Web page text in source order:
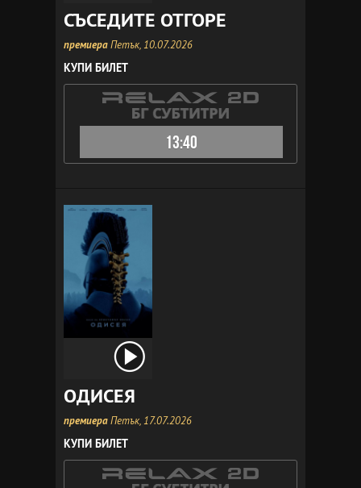
СЪСЕДИТЕ ОТГОРЕ
премиераПетък, 10.07.2026
КУПИ БИЛЕТ
13:40
ОДИСЕЯ
премиераПетък, 17.07.2026
КУПИ БИЛЕТ